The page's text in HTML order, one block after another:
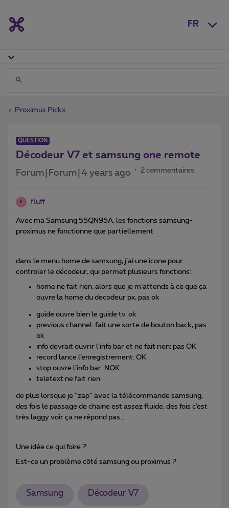
FR
Proximus Pickx
QUESTION
Décodeur V7 et samsung one remote
Forum|Forum|4 years ago 2 commentaires
F fluff
Avec ma Samsung 55QN95A, les fonctions samsung-
proximus ne fonctionne que partiellement
dans le menu home de samsung, j’ai une icone pour
controler le décodeur, qui permet plusieurs fonctions:
home ne fait rien, alors que je m’attends à ce que ça
ouvre la home du decodeur px, pas ok
guide ouvre bien le guide tv. ok
previous channel: fait une sorte de bouton back, pas
ok
info devrait ouvrir l’info bar et ne fait rien: pas OK
record lance l’enregistrement: OK
stop ouvre l’info bar: NOK
teletext ne fait rien
de plus lorsque je “zap” avec la télécommande samsung,
des fois le passage de chaine est assez fluide, des fois c’est
très laggy voir ça ne répond pas…
Une idée ce qui foire ?
Est-ce un problème côté samsung ou proximus ?
Samsung Décodeur V7